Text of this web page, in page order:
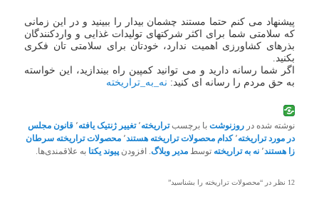
پیشنهاد می کنم حتما مستند چشمان بیدار را ببینید و در این زمانی
که سلامتی شما برای اکثر شرکتهای تولیدات غذایی و واردکنندگان
بذرهای کشاورزی اهمیت ندارد، خودتان برای سلامتی تان فکری
بکنید.
اگر شما رسانه دارید و می توانید کمپین راه بیندازید، این خواسته
به حق مردم را رسانه ای کنید: نه_به_تراریخته
نوشته شده درروزنوشت با برچسبتراریخته٬ تغییر ژنتیک یافته٬ قانون مجلس
در مورد تراریخته٬ کدام محصولات تراریخته هستند٬ محصولات تراریخته سرطان
زا هستند٬ نه به تراریخته توسطمدیر وبلاگ . افزودنپیوند یکتا به علاقمندی‌ها.
12 نظر در “ محصولات تراریخته را بشناسید”